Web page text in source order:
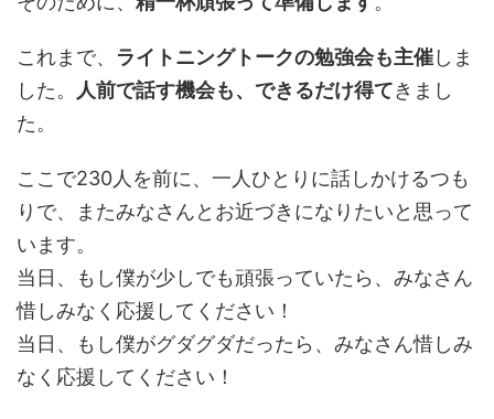
これまで、 ライトニングトークの勉強会も主催しま
した。
人前で話す機会も、できるだけ得てきまし
た。
ここで230人を前に、一人ひとりに話しかけるつも
りで、またみなさんとお近づきになりたいと思って
います。
当日、もし僕が少しでも頑張っていたら、みなさん
惜しみなく応援してください！
当日、もし僕がグダグダだったら、みなさん惜しみ
なく応援してください！